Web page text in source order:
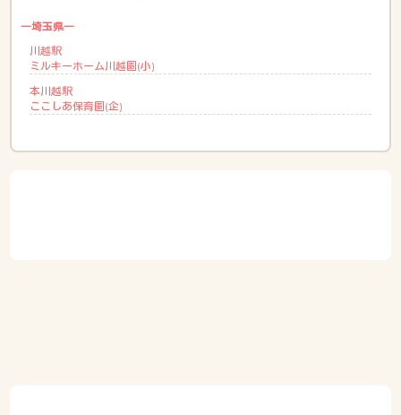
―埼玉県―
川越駅
ミルキーホーム川越園(小)
本川越駅
ここしあ保育園(企)